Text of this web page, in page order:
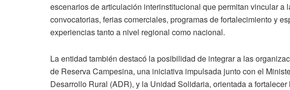
escenarios de articulación interinstitucional que permitan vincular a
convocatorias, ferias comerciales, programas de fortalecimiento y
experiencias tanto a nivel regional como nacional.
La entidad también destacó la posibilidad de integrar a las
de Reserva Campesina, una iniciativa impulsada junto con el
Desarrollo Rural (ADR), y la Unidad Solidaria, orientada a